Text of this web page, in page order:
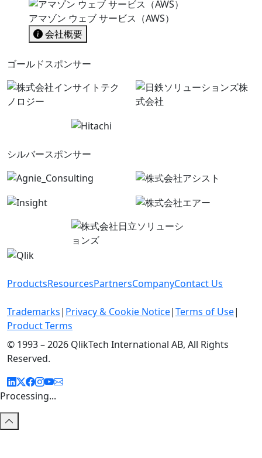
アマゾン ウェブ サービス（AWS）
会社概要
ゴールドスポンサー
シルバースポンサー
ProductsResourcesPartnersCompanyContact Us
Trademarks| Privacy & Cookie Notice|Terms of Use|
Product Terms
© 1993 –2026 QlikTech International AB, All Rights
Reserved.
Processing...